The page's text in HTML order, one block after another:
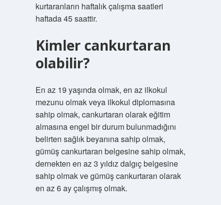
kurtaranların haftalık çalışma saatleri
haftada 45 saattir.
Kimler cankurtaran
olabilir?
En az 19 yaşında olmak, en az ilkokul
mezunu olmak veya ilkokul diplomasına
sahip olmak, cankurtaran olarak eğitim
almasına engel bir durum bulunmadığını
belirten sağlık beyanına sahip olmak,
gümüş cankurtaran belgesine sahip olmak,
dernekten en az 3 yıldız dalgıç belgesine
sahip olmak ve gümüş cankurtaran olarak
en az 6 ay çalışmış olmak.